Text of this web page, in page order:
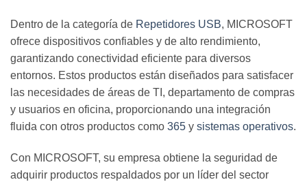
Dentro de la categoría de Repetidores USB, MICROSOFT
ofrece dispositivos confiables y de alto rendimiento,
garantizando conectividad eficiente para diversos
entornos. Estos productos están diseñados para satisfacer
las necesidades de áreas de TI, departamento de compras
y usuarios en oficina, proporcionando una integración
fluida con otros productos como 365 y sistemas operativos.
Con MICROSOFT, su empresa obtiene la seguridad de
adquirir productos respaldados por un líder del sector